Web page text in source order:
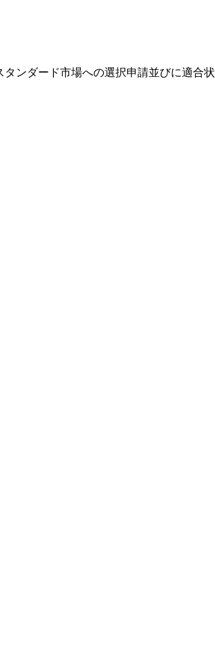
ンダード市場への選択申請並びに適合状